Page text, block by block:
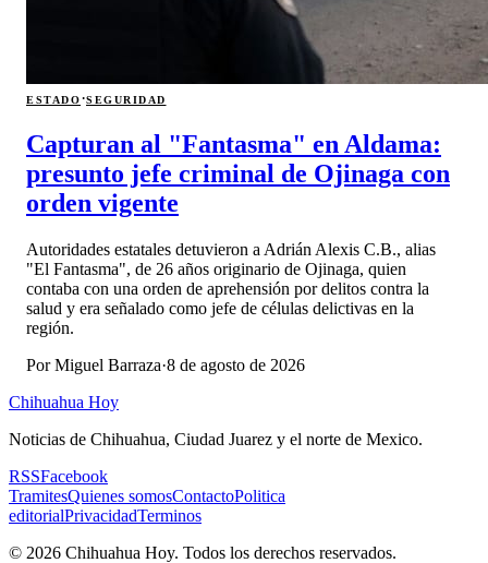
ESTADO·SEGURIDAD
Capturan al "Fantasma" en Aldama:
presunto jefe criminal de Ojinaga con
orden vigente
Autoridades estatales detuvieron a Adrián Alexis C.B., alias
"El Fantasma", de 26 años originario de Ojinaga, quien
contaba con una orden de aprehensión por delitos contra la
salud y era señalado como jefe de células delictivas en la
región.
PorMiguel Barraza·8 de agosto de 2026
Chihuahua Hoy
Noticias de Chihuahua, Ciudad Juarez y el norte de Mexico.
RSSFacebook
TramitesQuienes somosContactoPolitica
editorialPrivacidadTerminos
© 2026 Chihuahua Hoy. Todos los derechos reservados.